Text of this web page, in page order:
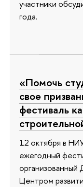
участники
года.
«Помочь
свое
фестиваль
12 октября в
ежегодный
Центром